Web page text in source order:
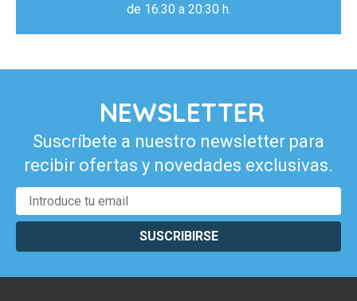
de 16:30 a 20:30 h.
NEWSLETTER
Suscríbete a nuestro newsletter para
recibir ofertas y novedades exclusivas.
SUSCRIBIRSE